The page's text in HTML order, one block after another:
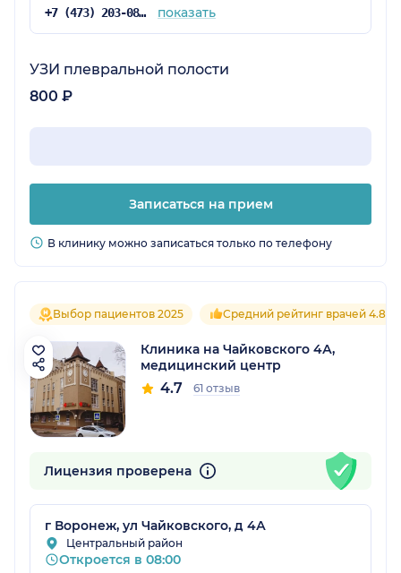
+7 (473) 203-08-53 показать
УЗИ плевральной полости
800 ₽
Записаться на прием
В клинику можно записаться только по телефону
Выбор пациентов 2025 Средний рейтинг врачей 4.8
Клиника на Чайковского 4А,
медицинский центр
4.7 61 отзыв
Лицензия проверена
г Воронеж, ул Чайковского, д 4А
Центральный район
Откроется в 08:00